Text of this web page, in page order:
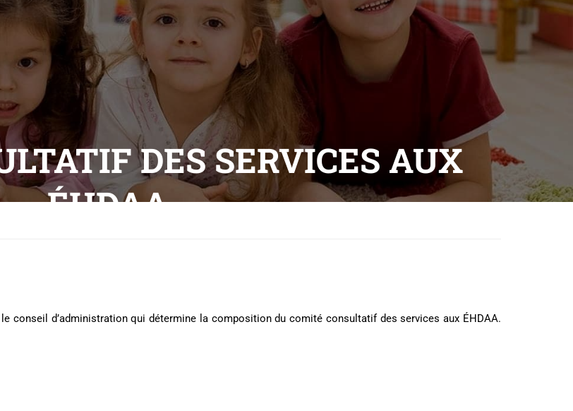
DES SERVICES AUX
ÉHDAA
conseil d’administration qui détermine la composition du comité consultatif des services aux ÉHDAA.